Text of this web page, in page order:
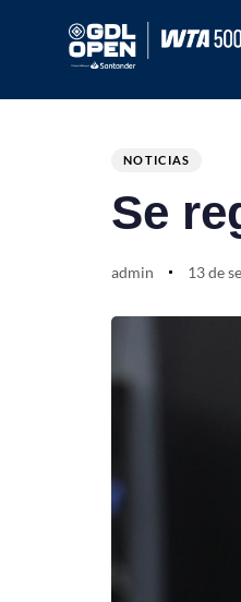
NOTICIAS
Se
admin 13 de